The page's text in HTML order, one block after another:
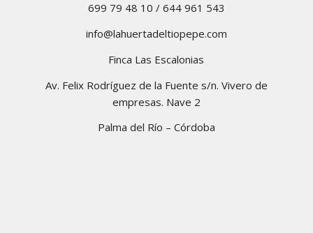
699 79 48 10 / 644 961 543
info@lahuertadeltiopepe.com
Finca Las Escalonias
Av. Felix Rodríguez de la Fuente s/n. Vivero de
empresas. Nave 2
Palma del Río – Córdoba